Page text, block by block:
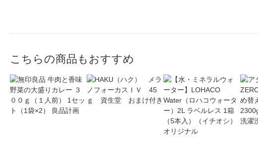
こちらの商品もおすすめ